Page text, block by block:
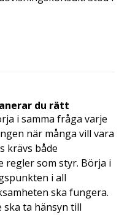
du rätt
i samma fråga varje
när många vill vara
krävs både
regler som styr. Börja i
i all
ska fungera.
ska ta hänsyn till